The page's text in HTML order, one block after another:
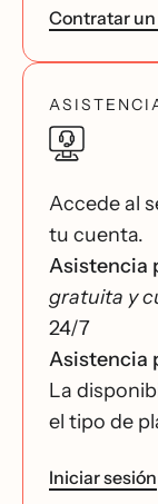
Contratar un
Accede al
tu cuenta.
Asistencia
gratuita y
24/7
Asistencia
La
el tipo de
Iniciar sesión